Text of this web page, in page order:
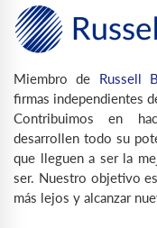
Miembro de Russell
firmas independientes
Contribuimos en
desarrollen todo su
que lleguen a ser la
ser. Nuestro objetivo
más lejos y alcanzar